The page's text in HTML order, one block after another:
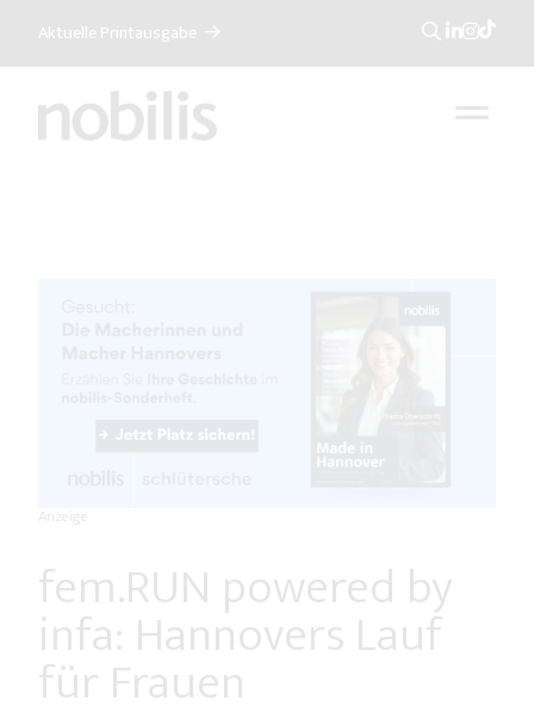
Aktuelle Printausgabe
Suche
Anzeige
fem.RUN powered by
infa: Hannovers Lauf
für Frauen